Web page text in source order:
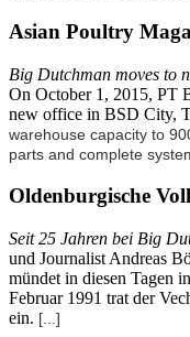
Asian Poultry
Big Dutchman moves to
On October 1, 2015, PT
new office in BSD City,
warehouse capacity to
parts and complete
Oldenburgische
Seit 25 Jahren bei Big
und Journalist Andreas
mündet in diesen Tagen
Februar 1991 trat der
ein. [...]